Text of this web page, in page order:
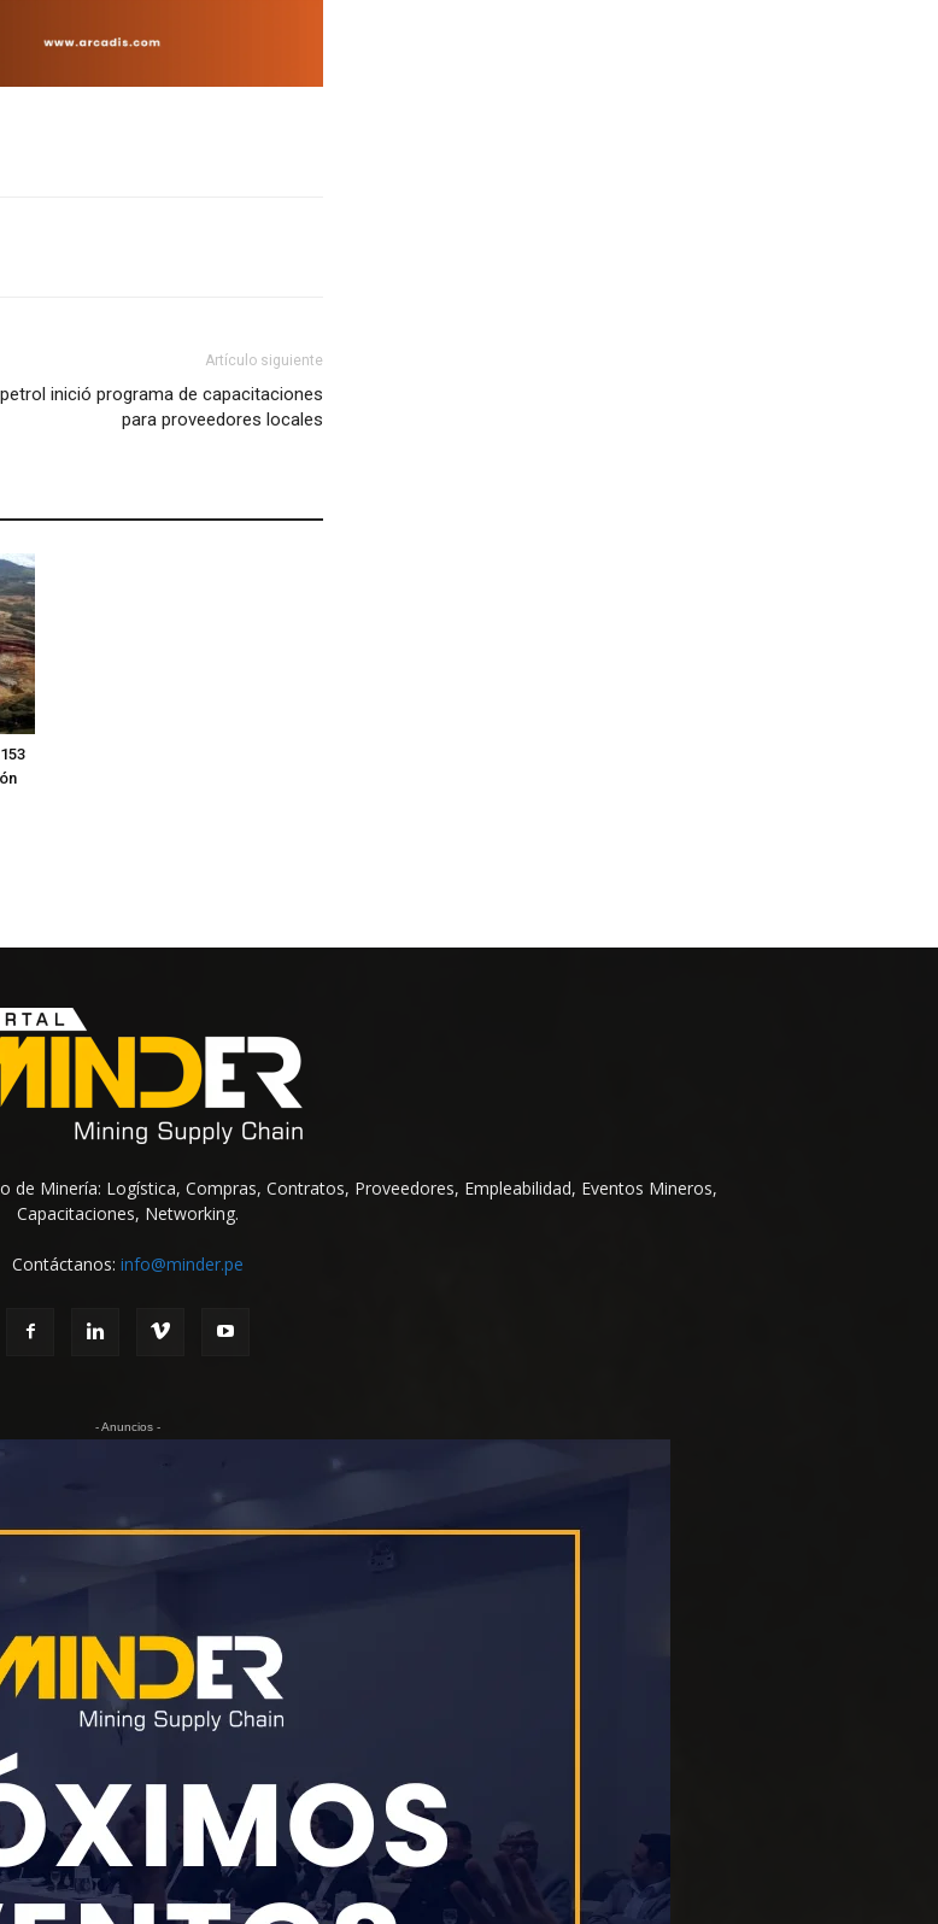
Artículo siguiente
inició programa de capacitaciones
para proveedores locales
de Minería: Logística, Compras, Contratos, Proveedores, Empleabilidad, Eventos Mineros,
Capacitaciones, Networking.
Contáctanos: info@minder.pe
- Anuncios -